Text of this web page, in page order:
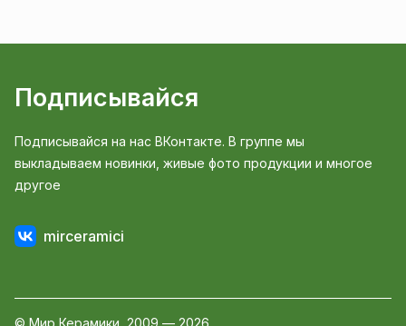
Подписывайся
Подписывайся на нас ВКонтакте. В группе мы
выкладываем новинки, живые фото продукции и многое
другое
mirceramici
© Мир Керамики, 2009 — 2026